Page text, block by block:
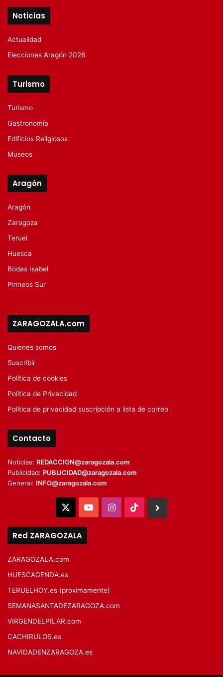
Noticias
Actualidad
Elecciones Aragón 2026
Turismo
Turismo
Gastronomía
Edificios Religiosos
Museos
Aragón
Aragón
Zaragoza
Teruel
Huesca
Bodas Isabel
Pirineos Sur
ZARAGOZALA.com
Quienes somos
Suscribir
Política de cookies
Política de Privacidad
Política de privacidad suscripción a lista de correo
Contacto
Noticias: REDACCION@zaragozala.com
Publicidad: PUBLICIDAD@zaragozala.com
General: INFO@zaragozala.com
YouTubeInstagram
TikTok
Red ZARAGOZALA
ZARAGOZALA.com
HUESCAGENDA.es
TERUELHOY.es (proximamente)
SEMANASANTADEZARAGOZA.com
VIRGENDELPILAR.com
CACHIRULOS.es
NAVIDADENZARAGOZA.es